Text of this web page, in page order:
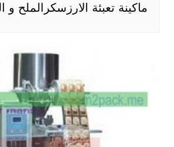
ماكينة تعبئة الارزسكرالملح و